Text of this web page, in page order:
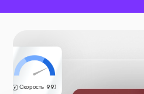
Скорость 99.1